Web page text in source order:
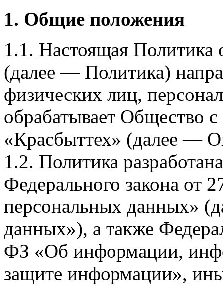
1. Общие положения
1.1. Настоящая Политика
(далее — Политика)
физических лиц,
обрабатывает Общество
«Красбыттех» (далее —
1.2. Политика
Федерального закона
персональных данных»
данных»), а также
ФЗ «Об информации,
защите информации»,